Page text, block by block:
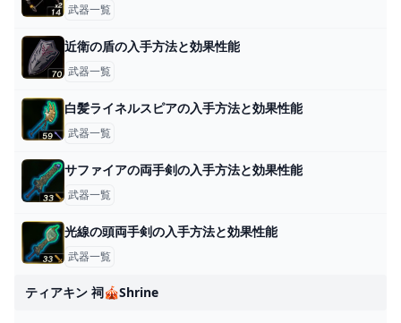
武器一覧
近衛の盾の入手方法と効果性能
武器一覧
白髪ライネルスピアの入手方法と効果性能
武器一覧
サファイアの両手剣の入手方法と効果性能
武器一覧
光線の頭両手剣の入手方法と効果性能
武器一覧
ティアキン 祠🎪shrine